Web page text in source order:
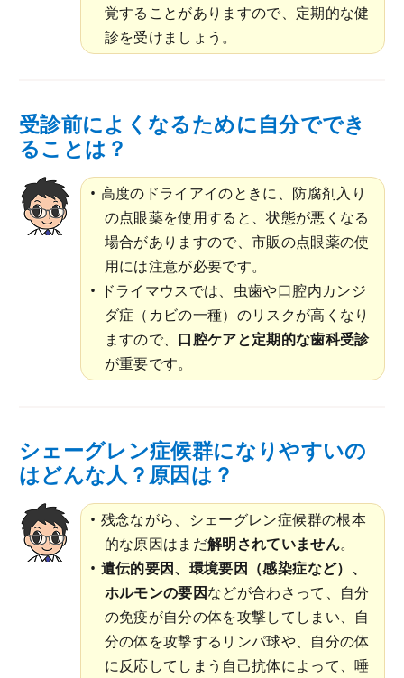
覚することがありますので、定期的な健
診を受けましょう。
受診前によくなるために自分ででき
ることは？
高度のドライアイのときに、防腐剤入り
の点眼薬を使用すると、状態が悪くなる
場合がありますので、市販の点眼薬の使
用には注意が必要です。
ドライマウスでは、虫歯や口腔内カンジ
ダ症（カビの一種）のリスクが高くなり
ますので、 口腔ケアと定期的な歯科受診
が重要です。
シェーグレン症候群になりやすいの
はどんな人？原因は？
残念ながら、シェーグレン症候群の根本
的な原因はまだ解明されていません。
遺伝的要因、環境要因（感染症など）、
ホルモンの要因などが合わさって、自分
の免疫が自分の体を攻撃してしまい、自
分の体を攻撃するリンパ球や、自分の体
に反応してしまう自己抗体によって、唾